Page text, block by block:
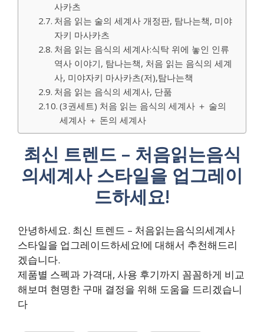
사카츠
처음 읽는 술의 세계사 개정판, 탐나는책, 미야
자키 마사카츠
처음 읽는 음식의 세계사:식탁 위에 놓인 인류
역사 이야기, 탐나는책, 처음 읽는 음식의 세계
사, 미야자키 마사카츠(저),탐나는책
처음 읽는 음식의 세계사, 단품
(3권세트) 처음 읽는 음식의 세계사 ＋ 술의
세계사 ＋ 돈의 세계사
최신 트렌드 – 처음읽는음식
의세계사 스타일을 업그레이
드하세요!
안녕하세요. 최신 트렌드 – 처음읽는음식의세계사
스타일을 업그레이드하세요!에 대해서 추천해드리
겠습니다.
제품별 스펙과 가격대, 사용 후기까지 꼼꼼하게 비교
해보며 현명한 구매 결정을 위해 도움을 드리겠습니
다